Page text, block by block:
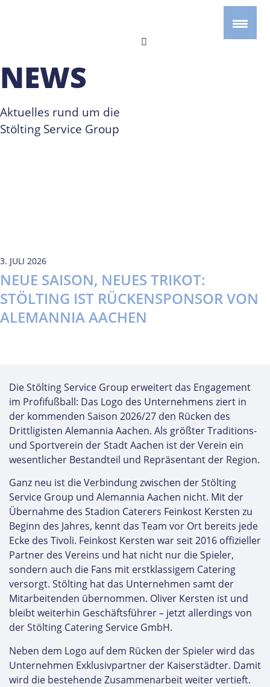
NEWS
Aktuelles rund um die
Stölting Service Group
3. JULI 2026
NEUE SAISON, NEUES TRIKOT:
STÖLTING IST RÜCKENSPONSOR VON
ALEMANNIA AACHEN
Die Stölting Service Group erweitert das Engagement
im Profifußball: Das Logo des Unternehmens ziert in
der kommenden Saison 2026/27 den Rücken des
Drittligisten Alemannia Aachen. Als größter Traditions-
und Sportverein der Stadt Aachen ist der Verein ein
wesentlicher Bestandteil und Repräsentant der Region.
Ganz neu ist die Verbindung zwischen der Stölting
Service Group und Alemannia Aachen nicht. Mit der
Übernahme des Stadion Caterers Feinkost Kersten zu
Beginn des Jahres, kennt das Team vor Ort bereits jede
Ecke des Tivoli. Feinkost Kersten war seit 2016 offizieller
Partner des Vereins und hat nicht nur die Spieler,
sondern auch die Fans mit erstklassigem Catering
versorgt. Stölting hat das Unternehmen samt der
Mitarbeitenden übernommen. Oliver Kersten ist und
bleibt weiterhin Geschäftsführer – jetzt allerdings von
der Stölting Catering Service GmbH.
Neben dem Logo auf dem Rücken der Spieler wird das
Unternehmen Exklusivpartner der Kaiserstädter. Damit
wird die bestehende Zusammenarbeit weiter vertieft.